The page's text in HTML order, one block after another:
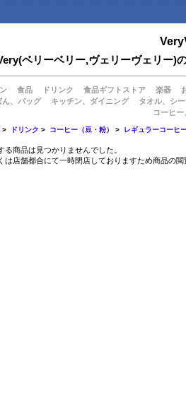
ベリーベリー,ヴェリーヴェリー)
食品 ドリンク 食品ギフトストア 楽器
ん、バッグ キッチン、ダイニング
タオル、シ
コーヒ
> ドリンク > コーヒー（豆・粉） > レギュラーコーヒ
る商品は見つかりませんでした。
は店舗都合にて一時閉店しておりますため商品の